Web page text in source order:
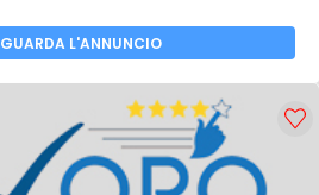
GUARDA L'ANNUNCIO